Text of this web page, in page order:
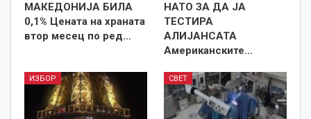
МАКЕДОНИЈА БИЛА
0,1% Цената на храната
втор месец по ред…
НАТО ЗА ДА ЈА
ТЕСТИРА
АЛИЈАНСАТА
Американските…
ИЗБОР СВЕТ